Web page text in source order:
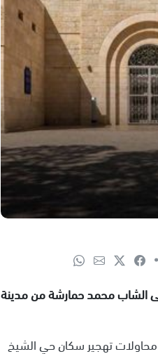
حكمًا بالسجن لمدة 4 سنوات ونصف على الشاب محمد حمارشة من مدينة
تهجير سكان حي الشيخ